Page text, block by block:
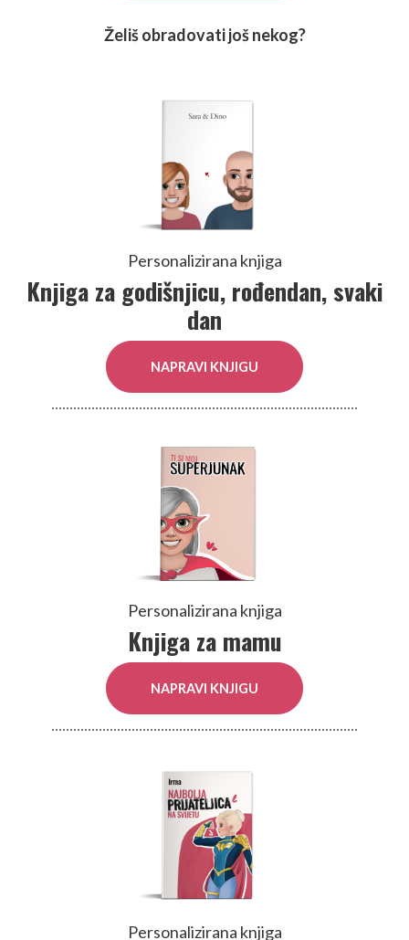
Želiš obradovati još nekog?
Personalizirana knjiga
Knjiga za godišnjicu, rođendan, svaki
dan
NAPRAVI KNJIGU
Personalizirana knjiga
Knjiga za mamu
NAPRAVI KNJIGU
Personalizirana knjiga